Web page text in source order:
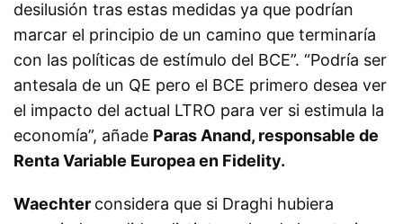
desilusión tras estas medidas ya que podrían
marcar el principio de un camino que terminaría
con las políticas de estímulo del BCE”. “Podría ser
antesala de un QE pero el BCE primero desea ver
el impacto del actual LTRO para ver si estimula la
economía”, añade Paras Anand, responsable de
Renta Variable Europea en Fidelity.
Waechter considera que si Draghi hubiera